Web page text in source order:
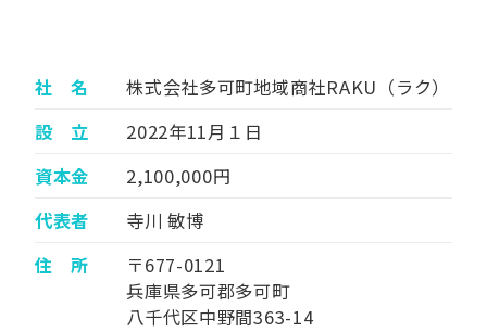
社 名
株式会社多可町地域商社RAKU（ラク）
設 立
2022年11月１日
資本金
2,100,000円
代表者
寺川 敏博
住 所
〒677-0121
兵庫県多可郡多可町
八千代区中野間363-14